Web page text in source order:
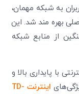
به شبکه مهمان،
بهره‌ مند شد. این
از منابع شبکه
با پایداری بالا و
اینترنت TD-